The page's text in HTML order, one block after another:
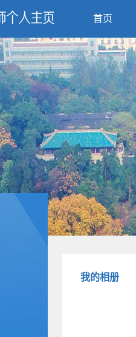
首页
我的相册